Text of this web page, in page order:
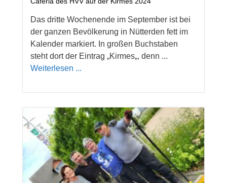
Das dritte Wochenende im September ist bei
der ganzen Bevölkerung in Nütterden fett im
Kalender markiert. In großen Buchstaben
steht dort der Eintrag „Kirmes„, denn ...
Weiterlesen ...